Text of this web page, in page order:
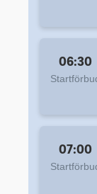
06:30
07:00